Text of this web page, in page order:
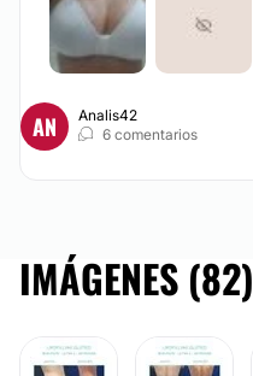
AN
Analis42
6 comentarios
IMÁGENES (82)